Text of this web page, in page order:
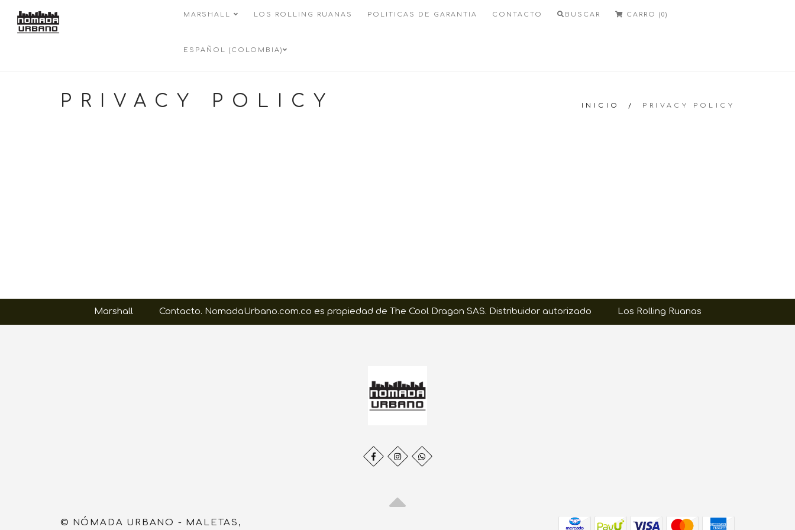
MARSHALL LOS ROLLING RUANAS POLITICAS DE GARANTIA CONTACTO BUSCAR CARRO (0)
ESPAÑOL (COLOMBIA)
PRIVACY POLICY INICIO / PRIVACY POLICY
Marshall Contacto. NomadaUrbano.com.co es propiedad de The Cool Dragon SAS. Distribuidor autorizado Los Rolling Ruanas
© NÓMADA URBANO - MALETAS,